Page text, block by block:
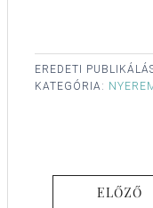
EREDETI
KATEGÓRIA:
ELŐZŐ